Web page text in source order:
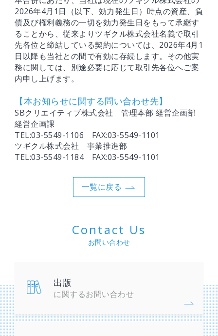
2026年4月1日（以下、効力発生日）時点の資産、負
債及び権利義務の一切を効力発生日をもって承継す
ることから、従来よりツギクル株式会社名義で取引
先各位と締結している契約については、2026年4月1
日以降も当社との間で有効に存続します。その他実
務に関しては、別途必要に応じて取引先各位へご案
内申し上げます。
【本お知らせに関する問い合わせ先】
SBクリエイティブ株式会社 管理本部 経営企画部
経営企画課
TEL:03-5549-1106 FAX:03-5549-1101
ツギクル株式会社 事業推進部
TEL:03-5549-1184 FAX:03-5549-1101
一覧に戻る
Contact Us
お問い合わせ
出版
に関するお問い合わせ